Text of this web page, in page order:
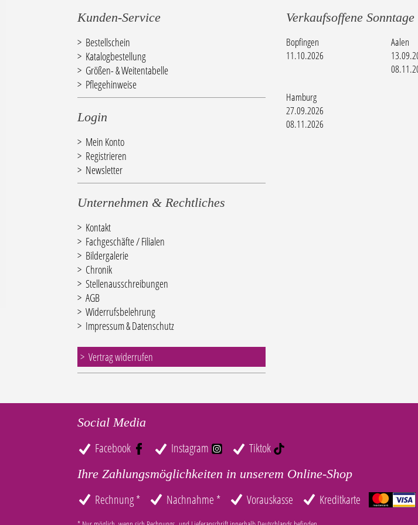
Kunden-Service
Bestellschein
Katalogbestellung
Größen- & Weitentabelle
Pflegehinweise
Login
Mein Konto
Registrieren
Newsletter
Unternehmen & Rechtliches
Kontakt
Fachgeschäfte / Filialen
Bildergalerie
Chronik
Stellenausschreibungen
AGB
Widerrufsbelehrung
Impressum & Datenschutz
Vertrag widerrufen
Verkaufsoffene Sonntage
Bopfingen
11.10.2026
Aalen
Hamburg
27.09.2026
08.11.2026
Social Media
Facebook Instagram Tiktok
Ihre Zahlungsmöglichkeiten in unserem Online-Shop
Rechnung * Nachnahme * Vorauskasse Kreditkarte